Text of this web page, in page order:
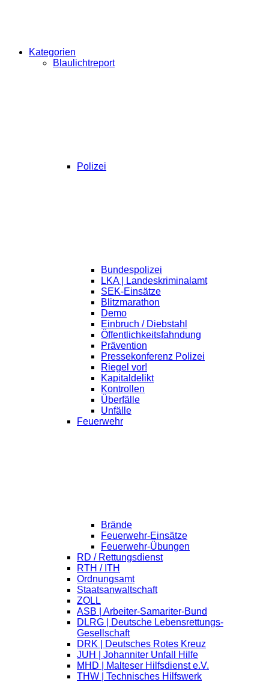
Kategorien
Blaulichtreport
Polizei
Bundespolizei
LKA | Landeskriminalamt
SEK-Einsätze
Blitzmarathon
Demo
Einbruch / Diebstahl
Öffentlichkeitsfahndung
Prävention
Pressekonferenz Polizei
Riegel vor!
Kapitaldelikt
Kontrollen
Überfälle
Unfälle
Feuerwehr
Brände
Feuerwehr-Einsätze
Feuerwehr-Übungen
RD / Rettungsdienst
RTH / ITH
Ordnungsamt
Staatsanwaltschaft
ZOLL
ASB | Arbeiter-Samariter-Bund
DLRG | Deutsche Lebensrettungs-
Gesellschaft
DRK | Deutsches Rotes Kreuz
JUH | Johanniter Unfall Hilfe
MHD | Malteser Hilfsdienst e.V.
THW | Technisches Hilfswerk